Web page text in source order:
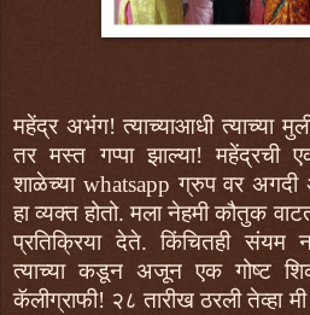
महेंद्र अभंग! त्याच्याआधी त्याच्या
तर मस्त गप्पा झाल्या!
शाळेच्या whatsapp ग्रुप वर
हा व्यक्त होतो. मला नेहमी कौतुक
प्रतिक्रिया देते. किंचितही संयम
त्याच्या कडून अजून एक गोष्ट
कॅलीग्राफी! २८ तारीख ठरली तेव्हा